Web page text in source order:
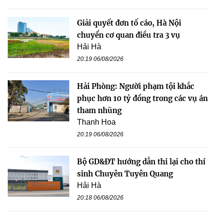
Giải quyết đơn tố cáo, Hà Nội
chuyển cơ quan điều tra 3 vụ
Hải Hà
20:19 06/08/2026
Hải Phòng: Người phạm tội khắc
phục hơn 10 tỷ đồng trong các vụ án
tham nhũng
Thanh Hoa
20:19 06/08/2026
Bộ GD&ĐT hướng dẫn thi lại cho thí
sinh Chuyên Tuyên Quang
Hải Hà
20:18 06/08/2026